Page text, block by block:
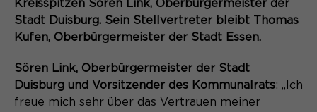
Zweck
Content Management System dieser
Webseite. Diese Basis-Cookies sind
unerlässlich, damit Ihr Besuch auf der
Sie ermöglichen es der Website, Sie
zu erkennen und somit Ihre Sitzung
offen zu halten. Es speichert bei
Name
Anbieter Matomo
Laufzeit 13 Monate
Dient zur anonymen
Cookie-Informationen
Diese Cookies ermöglichen die automatische
Übersetzung der Website-Inhalte durch GTranslate.
Kreisspitzen Sören Link, Oberbürgermeister der
Stadt Duisburg. Sein Stellvertreter bleibt Thomas
Kufen, Oberbürgermeister der Stadt Essen.
Sören Link, Oberbürgermeister der Stadt
Duisburg und Vorsitzender des Kommunalrats: „Ich
freue mich sehr über das Vertrauen meiner